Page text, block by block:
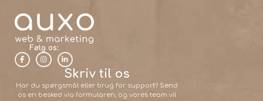
Følg os:
Skriv til os
Har du spørgsmål eller brug for support? Send
os en besked via formularen, og vores team vil